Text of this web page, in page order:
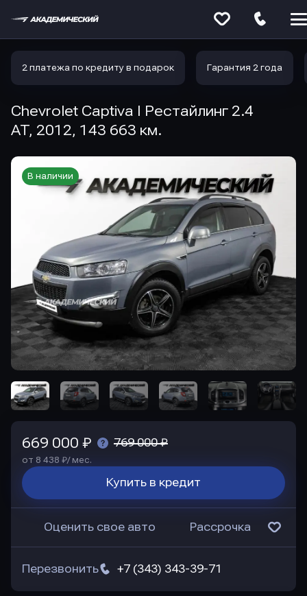
2 платежа по кредиту в подарок Гарантия 2 года
Chevrolet Captiva I Рестайлинг 2.4
AT, 2012, 143 663 км.
В наличии
669 000 ₽ 769 000 ₽
от 8 438 ₽/ мес.
Купить в кредит
Оценить свое авто Рассрочка
+7 (343) 343-39-71
Перезвонить